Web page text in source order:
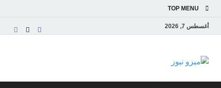
TOP MENU
أغسطس 7, 2026
ميزو نيوز
والاقتصادية